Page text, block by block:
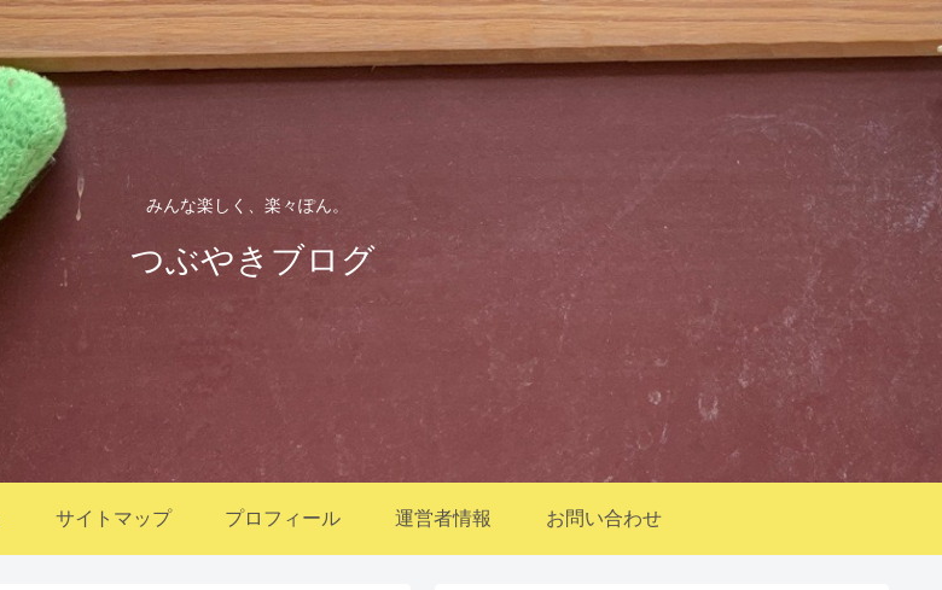
みんな楽しく、楽々ぽん。
つぶやきブログ
サイトマップ プロフィール 運営者情報 お問い合わせ